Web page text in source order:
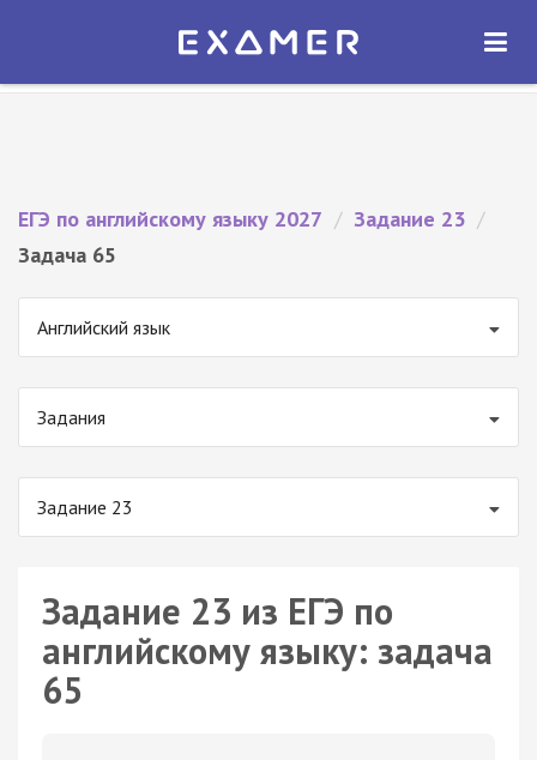
Экзамер — ЕГЭ 2027
ОТКРЫТЬ
ЕГЭ по английскому языку 2027 / Задание 23 /
Задача 65
Английский язык
Задания
Задание 23
Задание 23 из ЕГЭ по
английскому языку: задача
65